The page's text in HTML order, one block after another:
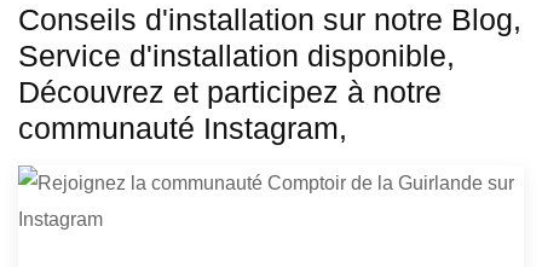
Conseils d'installation sur notre Blog,
Service d'installation disponible,
Découvrez et participez à notre
communauté Instagram,